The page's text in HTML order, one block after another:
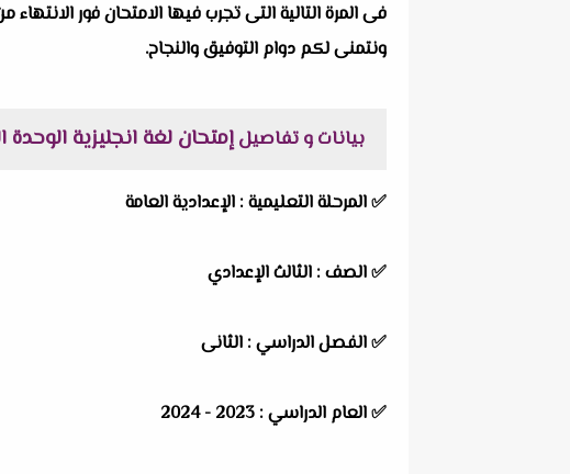
فى المرة التالية التى تجرب فيها الامتحان فور
ونتمنى لكم دوام التوفيق والنجاح.
بيانات و تفاصيلإمتحان لغة انجليزية الوحدة الثامنة
✅المرحلة التعليمية : الإعدادية العامة
✅الصف : الثالث الإعدادي
✅الفصل الدراسي : الثانى
✅العام الدراسي :